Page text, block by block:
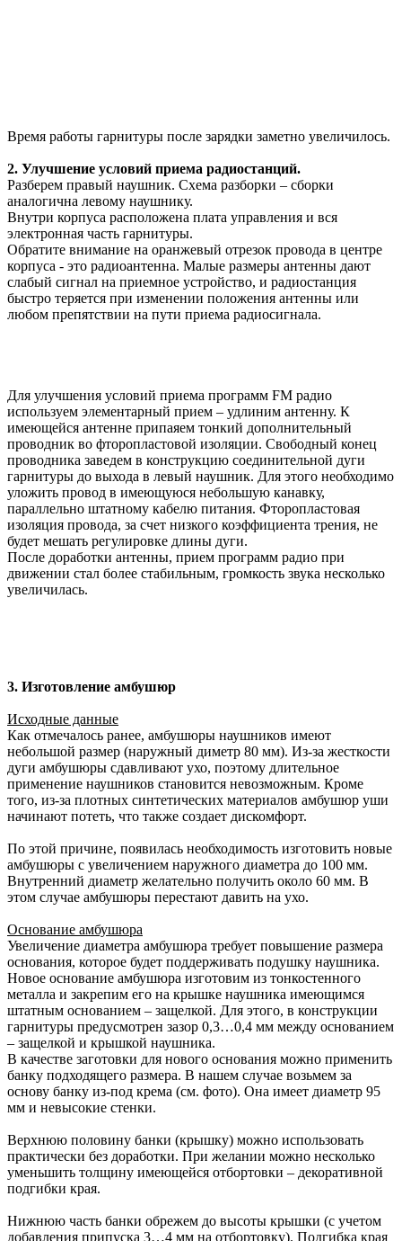
Время работы гарнитуры после зарядки заметно увеличилось.
2. Улучшение условий приема радиостанций.
Разберем правый наушник. Схема разборки – сборки
аналогична левому наушнику.
Внутри корпуса расположена плата управления и вся
электронная часть гарнитуры.
Обратите внимание на оранжевый отрезок провода в центре
корпуса - это радиоантенна. Малые размеры антенны дают
слабый сигнал на приемное устройство, и радиостанция
быстро теряется при изменении положения антенны или
любом препятствии на пути приема радиосигнала.
Для улучшения условий приема программ FM радио
используем элементарный прием – удлиним антенну. К
имеющейся антенне припаяем тонкий дополнительный
проводник во фторопластовой изоляции. Свободный конец
проводника заведем в конструкцию соединительной дуги
гарнитуры до выхода в левый наушник. Для этого необходимо
уложить провод в имеющуюся небольшую канавку,
параллельно штатному кабелю питания. Фторопластовая
изоляция провода, за счет низкого коэффициента трения, не
будет мешать регулировке длины дуги.
После доработки антенны, прием программ радио при
движении стал более стабильным, громкость звука несколько
увеличилась.
3. Изготовление амбушюр
Исходные данные
Как отмечалось ранее, амбушюры наушников имеют
небольшой размер (наружный диметр 80 мм). Из-за жесткости
дуги амбушюры сдавливают ухо, поэтому длительное
применение наушников становится невозможным. Кроме
того, из-за плотных синтетических материалов амбушюр уши
начинают потеть, что также создает дискомфорт.
По этой причине, появилась необходимость изготовить новые
амбушюры с увеличением наружного диаметра до 100 мм.
Внутренний диаметр желательно получить около 60 мм. В
этом случае амбушюры перестают давить на ухо.
Основание амбушюра
Увеличение диаметра амбушюра требует повышение размера
основания, которое будет поддерживать подушку наушника.
Новое основание амбушюра изготовим из тонкостенного
металла и закрепим его на крышке наушника имеющимся
штатным основанием – защелкой. Для этого, в конструкции
гарнитуры предусмотрен зазор 0,3…0,4 мм между основанием
– защелкой и крышкой наушника.
В качестве заготовки для нового основания можно применить
банку подходящего размера. В нашем случае возьмем за
основу банку из-под крема (см. фото). Она имеет диаметр 95
мм и невысокие стенки.
Верхнюю половину банки (крышку) можно использовать
практически без доработки. При желании можно несколько
уменьшить толщину имеющейся отбортовки – декоративной
подгибки края.
Нижнюю часть банки обрежем до высоты крышки (с учетом
добавления припуска 3…4 мм на отбортовку). Подгибка края